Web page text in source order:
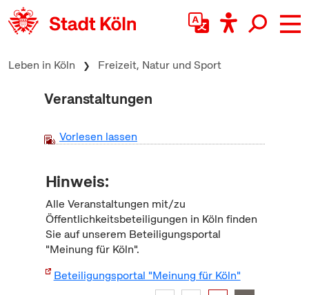
zum Inhalt springen
Leben in Köln Freizeit, Natur und Sport
Veranstaltungen
Vorlesen lassen
Hinweis:
Alle Veranstaltungen mit/zu
Öffentlichkeitsbeteiligungen in Köln finden
Sie auf unserem Beteiligungsportal
"Meinung für Köln".
Beteiligungsportal "Meinung für Köln"